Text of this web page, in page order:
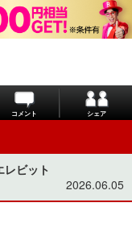
コメント シェア
ビット
2026.06.05